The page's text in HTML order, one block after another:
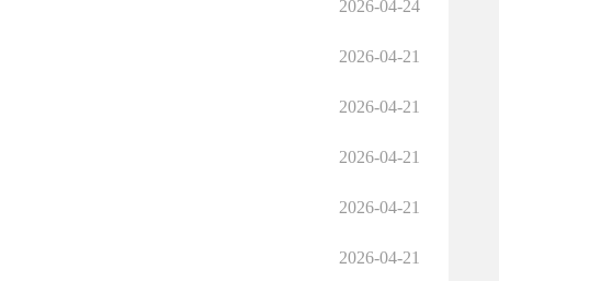
2026-04-24
2026-04-21
2026-04-21
2026-04-21
2026-04-21
2026-04-21